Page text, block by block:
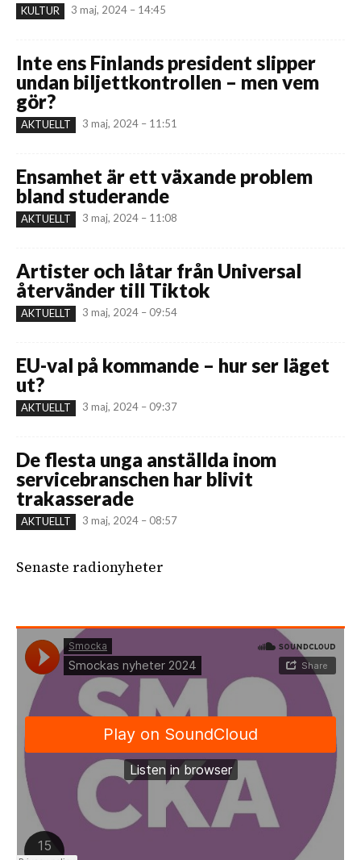
KULTUR 3 maj, 2024 – 14:45
Inte ens Finlands president slipper
undan biljettkontrollen – men vem
gör?
AKTUELLT 3 maj, 2024 – 11:51
Ensamhet är ett växande problem
bland studerande
AKTUELLT 3 maj, 2024 – 11:08
Artister och låtar från Universal
återvänder till Tiktok
AKTUELLT 3 maj, 2024 – 09:54
EU-val på kommande – hur ser läget
ut?
AKTUELLT 3 maj, 2024 – 09:37
De flesta unga anställda inom
servicebranschen har blivit
trakasserade
AKTUELLT 3 maj, 2024 – 08:57
Senaste radionyheter